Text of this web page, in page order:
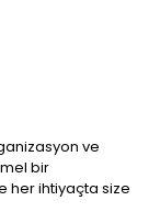
ve
bir
her ihtiyaçta size